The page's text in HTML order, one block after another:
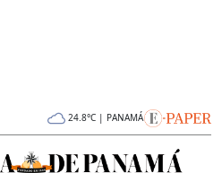
24.8°C | PANAMÁ